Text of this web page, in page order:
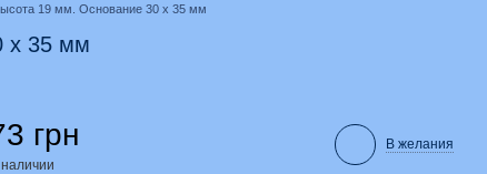
19 мм. Основание 30 х 35 мм
х 35 мм
грн В желания